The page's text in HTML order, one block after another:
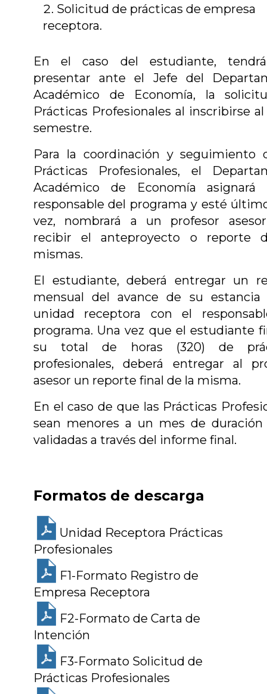
Solicitud de prácticas de empresa
receptora.
En el caso del estudiante,
presentar ante el Jefe del
Académico de Economía, la
Prácticas Profesionales al inscribirse
semestre.
Para la coordinación y seguimiento
Prácticas Profesionales, el
Académico de Economía
responsable del programa y esté
vez, nombrará a un profesor
recibir el anteproyecto o reporte
mismas.
El estudiante, deberá entregar un
mensual del avance de su
unidad receptora con el
programa. Una vez que el estudiante
su total de horas (320) de
profesionales, deberá entregar al
asesor un reporte final de la misma.
En el caso de que las Prácticas
sean menores a un mes de duración
validadas a través del informe final.
Formatos de descarga
Unidad Receptora Prácticas
Profesionales
F1-Formato Registro de
Empresa Receptora
F2-Formato de Carta de
Intención
F3-Formato Solicitud de
Prácticas Profesionales